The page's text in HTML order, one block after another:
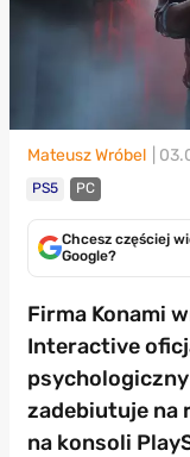
Mateusz Wróbel |
PS5 PC
Chcesz częściej
Google?
Firma Konami
Interactive
zadebiutuje na
na konsoli